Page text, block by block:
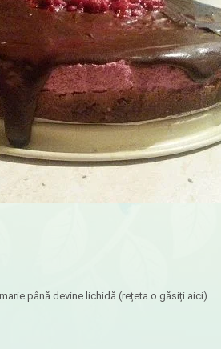
până devine lichidă (rețeta o găsiți aici)